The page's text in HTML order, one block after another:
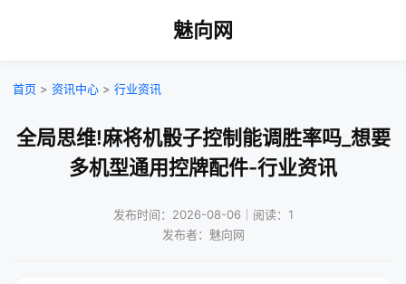
魅向网
首页 > 资讯中心 > 行业资讯
全局思维!麻将机骰子控制能调胜率吗_想要
多机型通用控牌配件-行业资讯
发布时间：2026-08-06｜阅读：1
发布者：魅向网